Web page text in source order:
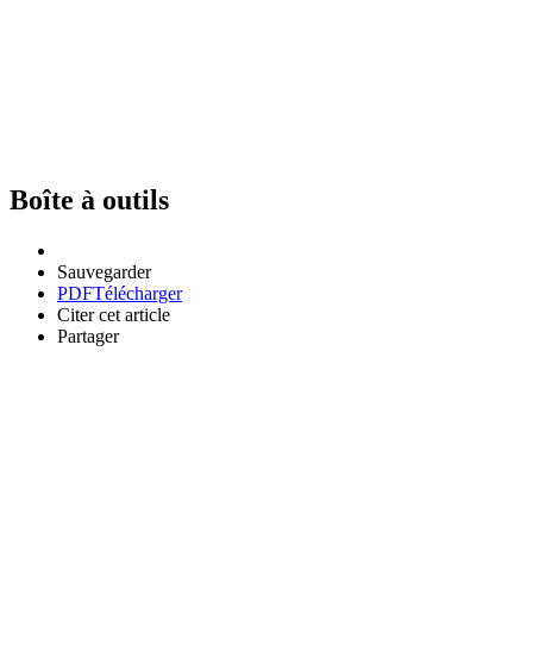
Boîte à outils
Sauvegarder
PDFTélécharger
Citer cet article
Partager